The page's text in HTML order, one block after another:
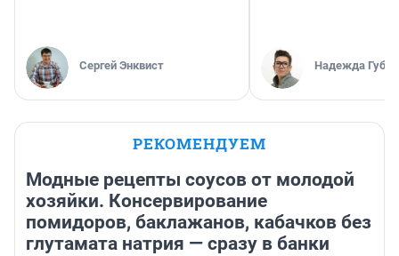
Сергей Энквист Надежда
РЕКОМЕНДУЕМ
Модные рецепты соусов от молодой
хозяйки. Консервирование
помидоров, баклажанов, кабачков без
глутамата натрия — сразу в банки